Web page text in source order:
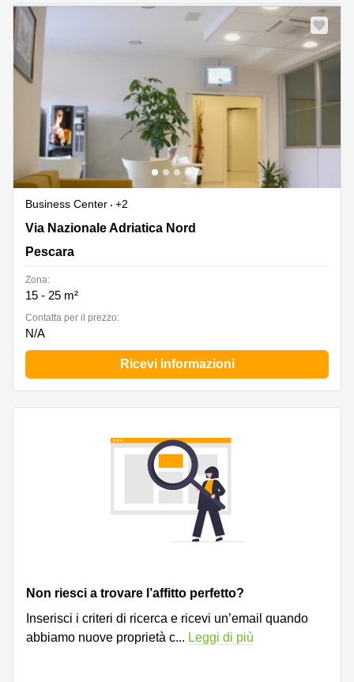
Business Center
+2
Via N. Adriatica Nord 58, Francavilla al Mare, Pescara
Via Nazionale Adriatica Nord
Pescara
Zona:
15 - 25 m²
Сontatta per il prezzo:
N/A
Ricevi informazioni
Non riesci a trovare l’affitto perfetto?
Inserisci i criteri di ricerca e ricevi un’email quando
abbiamo nuove proprietà c... Leggi di più